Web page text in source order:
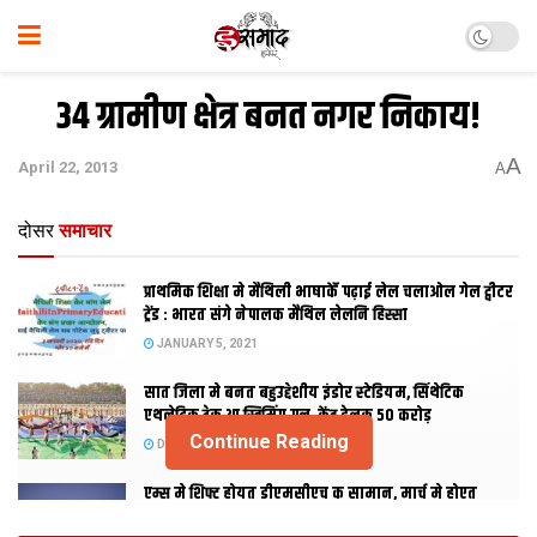
34 ग्रामीण क्षेत्र बनत नगर निकाय!
April 22, 2013 AA
दोसर समाचार
प्राथमिक शि‍क्षा मे मैथि‍ली भाषाकेँ पढ़ाई लेल चलाओल गेल ट्वीटर
ट्रेंड : भारत संगे नेपालक मैथिल लेलनि हिस्सा
JANUARY 5, 2021
सात जिला मे बनत बहुउद्देशीय इंडोर स्‍टेडि‍यम, सिंथेटिक
एथलेटिक ट्रेक आ स्विमिंग पुल, केंद्र देलक 50 करोड़
DECEMBER 26, 2020
एम्स मे शिफ्ट होयत डीएमसीएच क सामान, मार्च मे होएत
Continue Reading